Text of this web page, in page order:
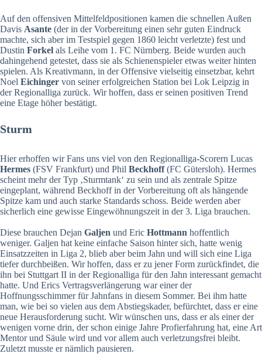
Auf den offensiven Mittelfeldpositionen kamen die schnellen Außen
Davis Asante (der in der Vorbereitung einen sehr guten Eindruck
machte, sich aber im Testspiel gegen 1860 leicht verletzte) fest und
Dustin Forkel als Leihe vom 1. FC Nürnberg. Beide wurden auch
dahingehend getestet, dass sie als Schienenspieler etwas weiter hinten
spielen. Als Kreativmann, in der Offensive vielseitig einsetzbar, kehrt
Noel Eichinger von seiner erfolgreichen Station bei Lok Leipzig in
der Regionalliga zurück. Wir hoffen, dass er seinen positiven Trend
eine Etage höher bestätigt.
Sturm
Hier erhoffen wir Fans uns viel von den Regionalliga-Scorern Lucas
Hermes (FSV Frankfurt) und Phil Beckhoff(FC Gütersloh). Hermes
scheint mehr der Typ ‚Sturmtank‘ zu sein und als zentrale Spitze
eingeplant, während Beckhoff in der Vorbereitung oft als hängende
Spitze kam und auch starke Standards schoss. Beide werden aber
sicherlich eine gewisse Eingewöhnungszeit in der 3. Liga brauchen.
Diese brauchen Dejan Galjen und Eric Hottmann hoffentlich
weniger. Galjen hat keine einfache Saison hinter sich, hatte wenig
Einsatzzeiten in Liga 2, blieb aber beim Jahn und will sich eine Liga
tiefer durchbeißen. Wir hoffen, dass er zu jener Form zurückfindet, die
ihn bei Stuttgart II in der Regionalliga für den Jahn interessant gemacht
hatte. Und Erics Vertragsverlängerung war einer der
Hoffnungsschimmer für Jahnfans in diesem Sommer. Bei ihm hatte
man, wie bei so vielen aus dem Abstiegskader, befürchtet, dass er eine
neue Herausforderung sucht. Wir wünschen uns, dass er als einer der
wenigen vorne drin, der schon einige Jahre Profierfahrung hat, eine Art
Mentor und Säule wird und vor allem auch verletzungsfrei bleibt.
Zuletzt musste er nämlich pausieren.